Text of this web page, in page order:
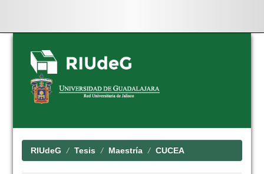
Skip
navigation
RIUdeG Tesis Maestría CUCEA